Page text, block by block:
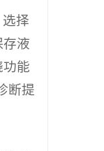
择
液
能
断提